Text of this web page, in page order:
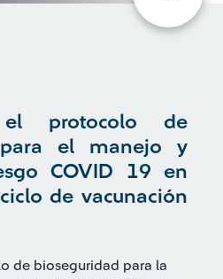
protocolo de
para el manejo y
COVID 19 en
de vacunación
de bioseguridad para la